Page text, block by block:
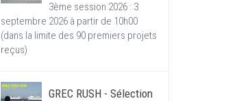
3ème session 2026 : 3
septembre 2026 à partir de 10h00
(dans la limite des 90 premiers projets
reçus)
GREC RUSH - Sélection